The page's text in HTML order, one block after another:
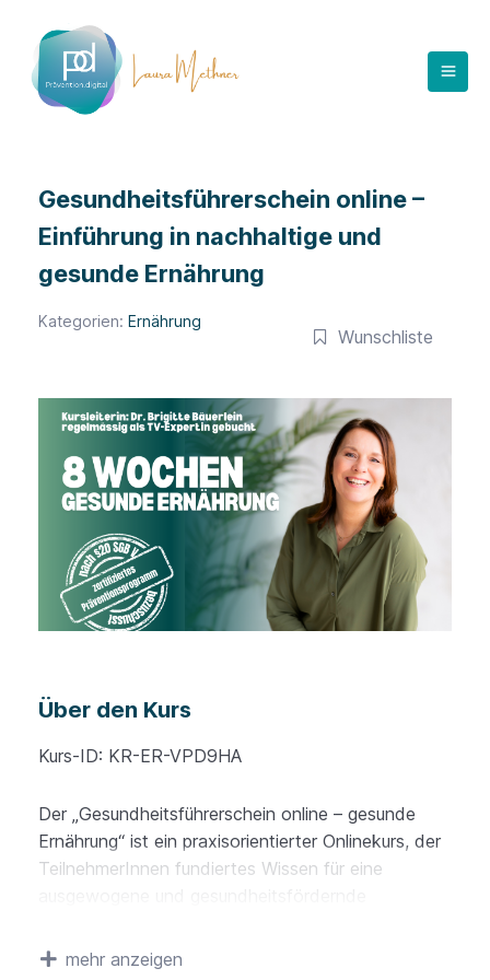
springen
Gesundheitsführerschein online –
Einführung in nachhaltige und
gesunde Ernährung
Kategorien:Ernährung
Wunschliste
Über den Kurs
Kurs-ID: KR-ER-VPD9HA
Der „Gesundheitsführerschein online – gesunde
Ernährung“ ist ein praxisorientierter Onlinekurs, der
TeilnehmerInnen fundiertes Wissen für eine
eigenverantwortlichen und nachhaltigen
mehr anzeigen